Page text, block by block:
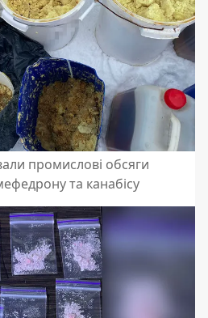
промислові обсяги
та канабісу